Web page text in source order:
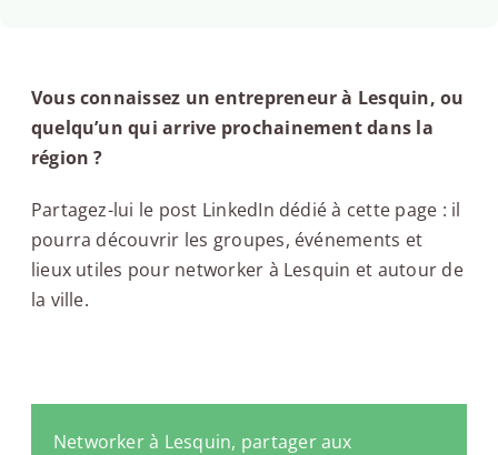
Vous connaissez un entrepreneur à Lesquin, ou
quelqu’un qui arrive prochainement dans la
région ?
Partagez-lui le post LinkedIn dédié à cette page : il
pourra découvrir les groupes, événements et
lieux utiles pour networker à Lesquin et autour de
la ville.
Networker à Lesquin, partager aux